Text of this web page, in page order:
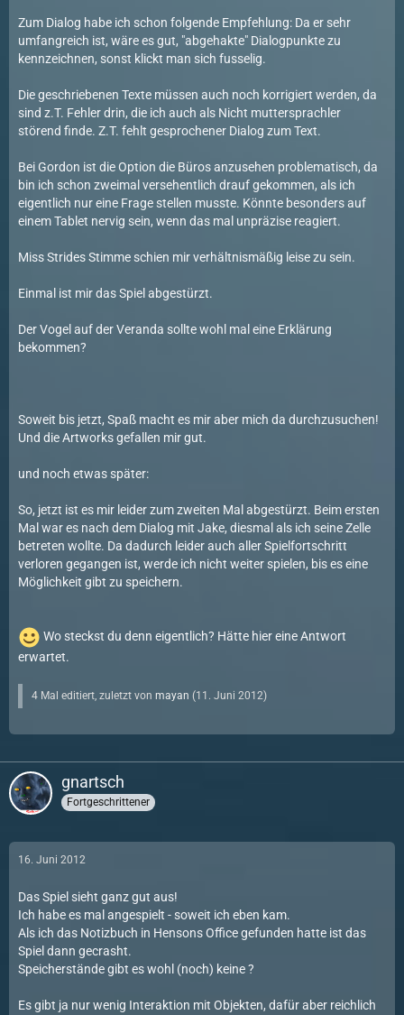
Zum Dialog habe ich schon folgende Empfehlung: Da er sehr
umfangreich ist, wäre es gut, "abgehakte" Dialogpunkte zu
kennzeichnen, sonst klickt man sich fusselig.
Die geschriebenen Texte müssen auch noch korrigiert werden, da
sind z.T. Fehler drin, die ich auch als Nicht muttersprachler
störend finde. Z.T. fehlt gesprochener Dialog zum Text.
Bei Gordon ist die Option die Büros anzusehen problematisch, da
bin ich schon zweimal versehentlich drauf gekommen, als ich
eigentlich nur eine Frage stellen musste. Könnte besonders auf
einem Tablet nervig sein, wenn das mal unpräzise reagiert.
Miss Strides Stimme schien mir verhältnismäßig leise zu sein.
Einmal ist mir das Spiel abgestürzt.
Der Vogel auf der Veranda sollte wohl mal eine Erklärung
bekommen?
Soweit bis jetzt, Spaß macht es mir aber mich da durchzusuchen!
Und die Artworks gefallen mir gut.
und noch etwas später:
So, jetzt ist es mir leider zum zweiten Mal abgestürzt. Beim ersten
Mal war es nach dem Dialog mit Jake, diesmal als ich seine Zelle
betreten wollte. Da dadurch leider auch aller Spielfortschritt
verloren gegangen ist, werde ich nicht weiter spielen, bis es eine
Möglichkeit gibt zu speichern.
Wo steckst du denn eigentlich? Hätte hier eine Antwort
erwartet.
4 Mal editiert, zuletzt von mayan (11. Juni 2012)
gnartsch
Fortgeschrittener
16. Juni 2012
Das Spiel sieht ganz gut aus!
Ich habe es mal angespielt - soweit ich eben kam.
Als ich das Notizbuch in Hensons Office gefunden hatte ist das
Spiel dann gecrasht.
Speicherstände gibt es wohl (noch) keine ?
Es gibt ja nur wenig Interaktion mit Objekten, dafür aber reichlich